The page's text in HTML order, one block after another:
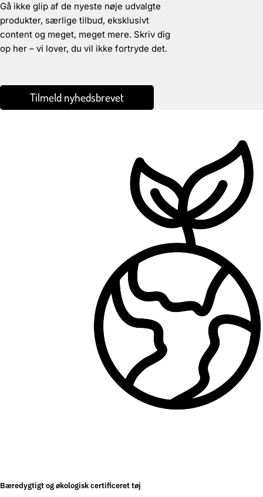
Gå ikke glip af de nyeste nøje udvalgte
produkter, særlige tilbud, eksklusivt
content og meget, meget mere. Skriv dig
op her – vi lover, du vil ikke fortryde det.
Tilmeld nyhedsbrevet
Bæredygtigt og økologisk certificeret tøj